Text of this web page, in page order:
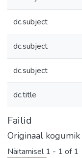
dc.subject
dc.subject
dc.subject
dc.title
Failid
Originaal kogumik
Näitamisel 1 - 1 of 1